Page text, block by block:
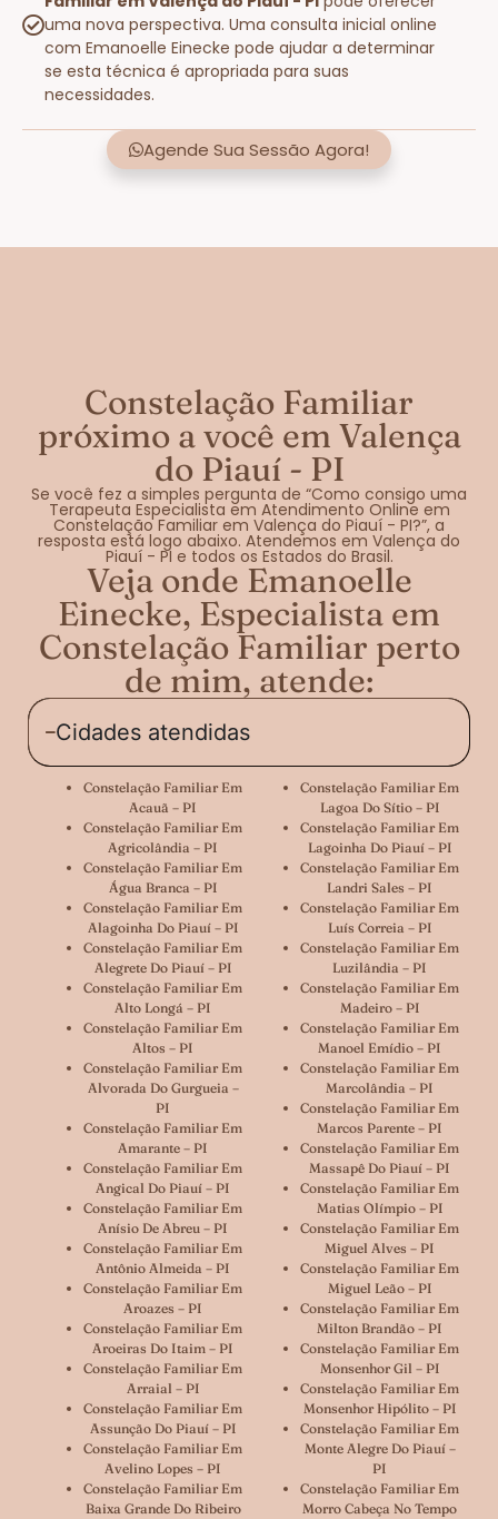
uma nova perspectiva. Uma consulta inicial online
com Emanoelle Einecke pode ajudar a determinar
se esta técnica é apropriada para suas
necessidades.
Agende Sua Sessão Agora!
Constelação Familiar
próximo a você em Valença
do Piauí - PI
Se você fez a simples pergunta de “Como consigo uma
Terapeuta Especialista em Atendimento Online em
Constelação Familiar em Valença do Piauí - PI?”, a
resposta está logo abaixo. Atendemos em Valença do
Piauí - PI e todos os Estados do Brasil.
Veja onde Emanoelle
Einecke, Especialista em
Constelação Familiar perto
de mim, atende:
Cidades atendidas
Constelação Familiar Em
Acauã – PI
Constelação Familiar Em
Agricolândia – PI
Constelação Familiar Em
Água Branca – PI
Constelação Familiar Em
Alagoinha Do Piauí – PI
Constelação Familiar Em
Alegrete Do Piauí – PI
Constelação Familiar Em
Alto Longá – PI
Constelação Familiar Em
Altos – PI
Constelação Familiar Em
Alvorada Do Gurgueia –
PI
Constelação Familiar Em
Amarante – PI
Constelação Familiar Em
Angical Do Piauí – PI
Constelação Familiar Em
Anísio De Abreu – PI
Constelação Familiar Em
Antônio Almeida – PI
Constelação Familiar Em
Aroazes – PI
Constelação Familiar Em
Aroeiras Do Itaim – PI
Constelação Familiar Em
Arraial – PI
Constelação Familiar Em
Assunção Do Piauí – PI
Constelação Familiar Em
Avelino Lopes – PI
Constelação Familiar Em
Baixa Grande Do Ribeiro
Constelação Familiar Em
Lagoa Do Sítio – PI
Constelação Familiar Em
Lagoinha Do Piauí – PI
Constelação Familiar Em
Landri Sales – PI
Constelação Familiar Em
Luís Correia – PI
Constelação Familiar Em
Luzilândia – PI
Constelação Familiar Em
Madeiro – PI
Constelação Familiar Em
Manoel Emídio – PI
Constelação Familiar Em
Marcolândia – PI
Constelação Familiar Em
Marcos Parente – PI
Constelação Familiar Em
Massapê Do Piauí – PI
Constelação Familiar Em
Matias Olímpio – PI
Constelação Familiar Em
Miguel Alves – PI
Constelação Familiar Em
Miguel Leão – PI
Constelação Familiar Em
Milton Brandão – PI
Constelação Familiar Em
Monsenhor Gil – PI
Constelação Familiar Em
Monsenhor Hipólito – PI
Constelação Familiar Em
Monte Alegre Do Piauí –
PI
Constelação Familiar Em
Morro Cabeça No Tempo